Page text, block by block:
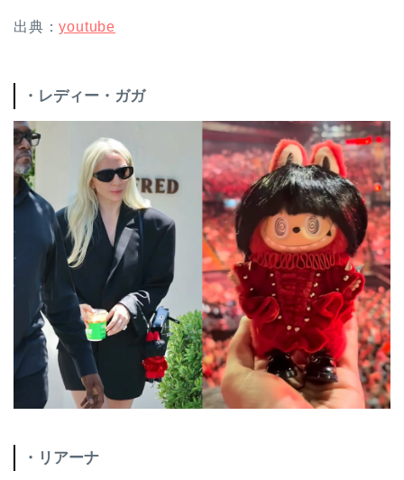
出典：youtube
・レディー・ガガ
・リアーナ